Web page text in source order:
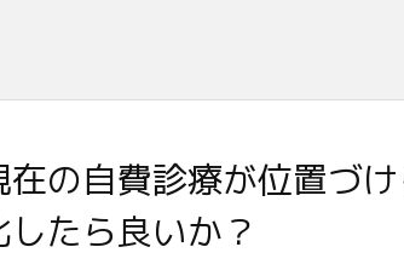
の自費診療が位置​づ
たら良い​か？